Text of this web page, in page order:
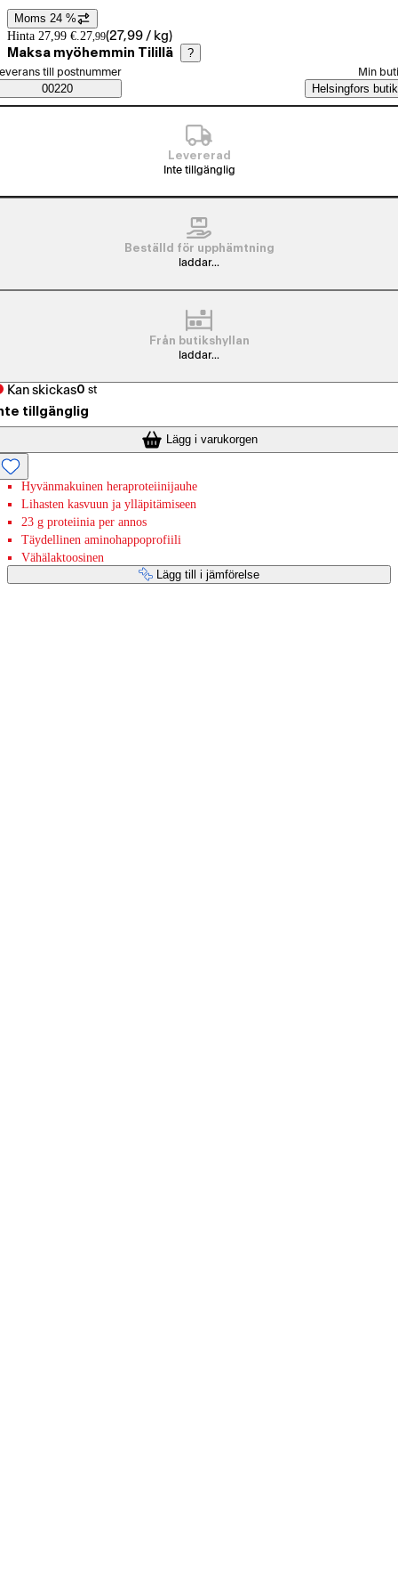
Prisinformation
Moms 24 %
Hinta 27,99 €. 27,99(27,99 / kg)
Maksa myöhemmin Tilillä
?
Saatavuustiedot
beställningssätt
till postnummer
00220
Min
Helsingfors butik
Levererad
Inte tillgänglig
Beställd för upphämtning
laddar...
Från butikshyllan
laddar...
Kan skickas0 st
tillgänglig
Lägg i varukorgen
Hyvänmakuinen heraproteiinijauhe
Lihasten kasvuun ja ylläpitämiseen
23 g proteiinia per annos
Täydellinen aminohappoprofiili
Vähälaktoosinen
Lägg till i jämförelse